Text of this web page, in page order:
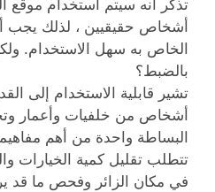
تذكر أنه سيتم استخدام
أشخاص حقيقيين ، لذلك يجب
الخاص به سهل الاستخدام.
بالضبط؟
تشير قابلية الاستخدام إلى
أشخاص من خلفيات وأعمار
البساطة واحدة من أهم
تتطلب تقليل كمية الخيارات
في مكان الزائر وفحص ما قد